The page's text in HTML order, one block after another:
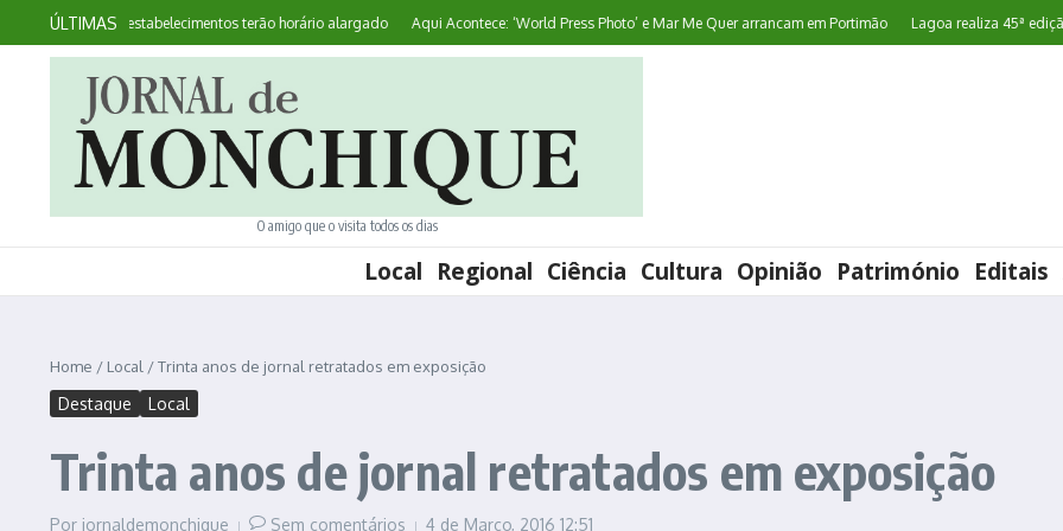
Ir para o conteúdo
ÚLTIMAS
no Mirante: estabelecimentos terão horário alargado Aqui Acontece: ‘World Press Photo’ e Mar Me Quer arrancam em Portimão Lagoa realiza 45ª edição
O amigo que o visita todos os dias
Local Regional Ciência Cultura Opinião Património Editais
Home / Local /Trinta anos de jornal retratados em exposição
Destaque Local
Trinta anos de jornal retratados em exposição
Por jornaldemonchique Sem comentários 4 de Março, 2016 12:51